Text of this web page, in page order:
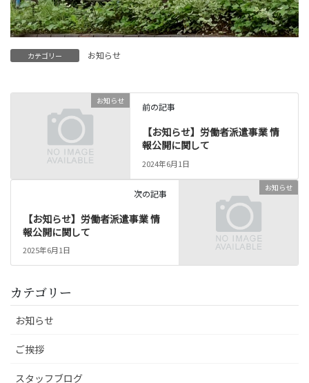
カテゴリー お知らせ
お知らせ
前の記事
【お知らせ】労働者派遣事業 情
報公開に関して
2024年6月1日
お知らせ
次の記事
【お知らせ】労働者派遣事業 情
報公開に関して
2025年6月1日
カテゴリー
お知らせ
ご挨拶
スタッフブログ